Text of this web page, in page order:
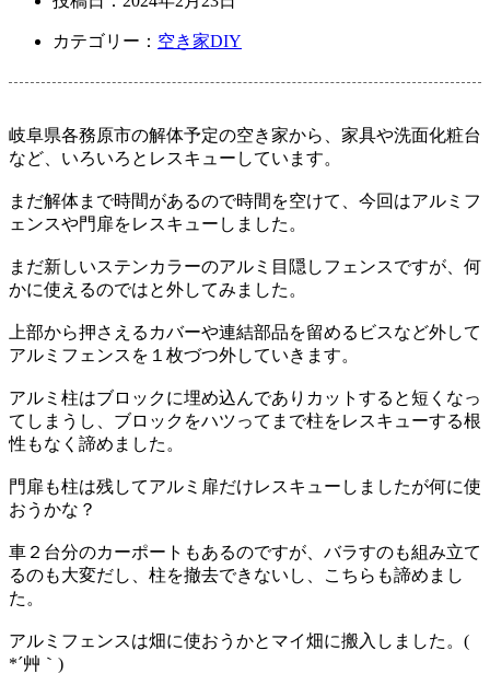
カテゴリー： 空き家DIY
岐阜県各務原市の解体予定の空き家から、家具や洗面化粧台
など、いろいろとレスキューしています。
まだ解体まで時間があるので時間を空けて、今回はアルミフ
ェンスや門扉をレスキューしました。
まだ新しいステンカラーのアルミ目隠しフェンスですが、何
かに使えるのではと外してみました。
上部から押さえるカバーや連結部品を留めるビスなど外して
アルミフェンスを１枚づつ外していきます。
アルミ柱はブロックに埋め込んでありカットすると短くなっ
てしまうし、ブロックをハツってまで柱をレスキューする根
性もなく諦めました。
門扉も柱は残してアルミ扉だけレスキューしましたが何に使
おうかな？
車２台分のカーポートもあるのですが、バラすのも組み立て
るのも大変だし、柱を撤去できないし、こちらも諦めまし
た。
アルミフェンスは畑に使おうかとマイ畑に搬入しました。(
*´艸｀)